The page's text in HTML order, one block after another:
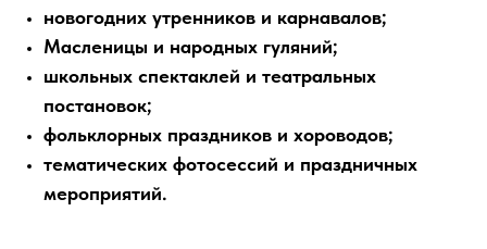
новогодних утренников и карнавалов;
Масленицы и народных гуляний;
школьных спектаклей и театральных
постановок;
фольклорных праздников и хороводов;
тематических фотосессий и праздничных
мероприятий.